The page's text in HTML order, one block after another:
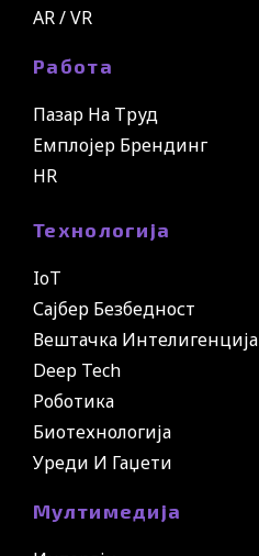
AR / VR
Работа
Пазар На Труд
Емплојер Брендинг
HR
Технологија
IoT
Сајбер Безбедност
Вештачка Интелигенција
Deep Tech
Роботика
Биотехнологија
Уреди И Гаџети
Мултимедија